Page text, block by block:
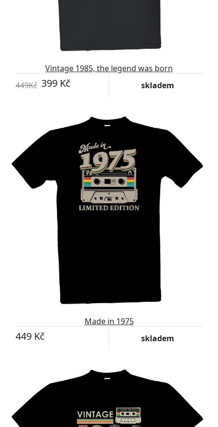
Vintage 1985, the legend was born
449Kč 399 Kč skladem
Made in 1975
449 Kč skladem